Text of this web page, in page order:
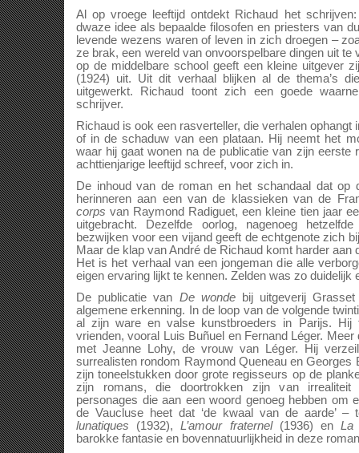
Al op vroege leeftijd ontdekt Richaud het
dwaze idee als bepaalde filosofen en priesters van
levende wezens waren of leven in zich droegen –
ze brak, een wereld van onvoorspelbare dingen uit te
op de middelbare school geeft een kleine uitgever
(1924) uit. Uit dit verhaal blijken al de thema’s
uitgewerkt. Richaud toont zich een goede
schrijver.
Richaud is ook een rasverteller, die verhalen
of in de schaduw van een plataan. Hij neemt het
waar hij gaat wonen na de publicatie van zijn eerste
achttienjarige leeftijd schreef, voor zich in.
De inhoud van de roman en het schandaal dat op
herinneren aan een van de klassieken van de
corps van Raymond Radiguet, een kleine tien jaar
uitgebracht. Dezelfde oorlog, nagenoeg
bezwijken voor een vijand geeft de echtgenote zich
Maar de klap van André de Richaud komt harder aan
Het is het verhaal van een jongeman die alle
eigen ervaring lijkt te kennen. Zelden was zo duidelijk
De publicatie van De wondebij uitgeverij Grasset
algemene erkenning. In de loop van de volgende
al zijn ware en valse kunstbroeders in Parijs.
vrienden, vooral Luis Buñuel en Fernand Léger.
met Jeanne Lohy, de vrouw van Léger. Hij
surrealisten rondom Raymond Queneau en Georges
zijn toneelstukken door grote regisseurs op de
zijn romans, die doortrokken zijn van
personages die aan een woord genoeg hebben om
de Vaucluse heet dat ‘de kwaal van de aarde’ –
lunatiques (1932),L’amour fraternel(1936) enLa
barokke fantasie en bovennatuurlijkheid in deze